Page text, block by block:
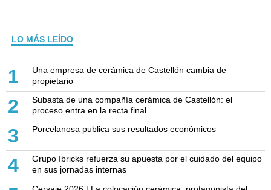
LO MÁS LEÍDO
1
Una empresa de cerámica de Castellón cambia de
propietario
2
Subasta de una compañía cerámica de Castellón: el
proceso entra en la recta final
3 Porcelanosa publica sus resultados económicos
4
Grupo Ibricks refuerza su apuesta por el cuidado del equipo
en sus jornadas internas